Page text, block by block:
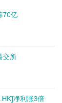
70亿
交所
净利涨3倍